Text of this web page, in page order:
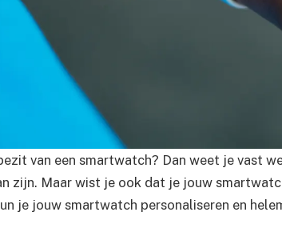
van een smartwatch? Dan weet je vast
zijn. Maar wist je ook dat je jouw
je jouw smartwatch personaliseren en